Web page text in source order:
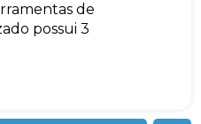
de
possui 3